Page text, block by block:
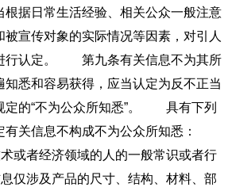
日常生活经验、相关公众一般注意
被宣传对象的实际情况等因素，对引人
行认定。 第九条有关信息不为其所
知悉和容易获得，应当认定为反不正当
定的“不为公众所知悉”。 具有下列
有关信息不构成不为公众所知悉：
或者经济领域的人的一般常识或者行
涉及产品的尺寸、结构、材料、部